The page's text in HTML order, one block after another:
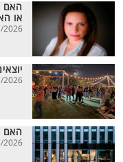
האם
או
24/7/2026
24/7/2026
האם
21/7/2026